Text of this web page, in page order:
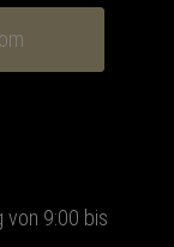
von 9:00 bis